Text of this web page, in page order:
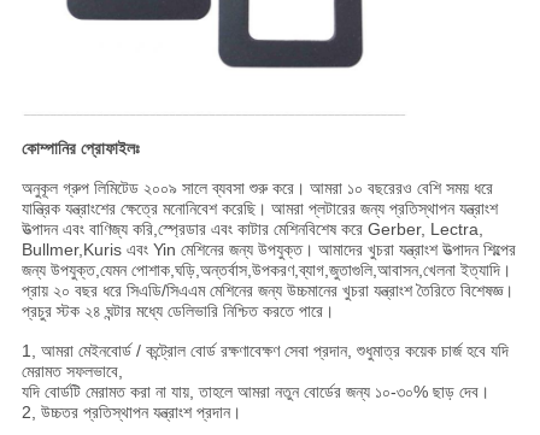
কোম্পানির প্রোফাইলঃ
অনুকূল গ্রুপ লিমিটেড ২০০৯ সালে ব্যবসা শুরু করে। আমরা ১০ বছরেরও বেশি সময় ধরে
যান্ত্রিক যন্ত্রাংশের ক্ষেত্রে মনোনিবেশ করেছি। আমরা প্লটারের জন্য প্রতিস্থাপন যন্ত্রাংশ
উত্পাদন এবং বাণিজ্য করি,স্প্রেডার এবং কাটার মেশিনবিশেষ করে Gerber, Lectra,
Bullmer,Kuris এবং Yin মেশিনের জন্য উপযুক্ত। আমাদের খুচরা যন্ত্রাংশ উত্পাদন শিল্পের
জন্য উপযুক্ত,যেমন পোশাক,ঘড়ি,অন্তর্বাস,উপকরণ,ব্যাগ,জুতাগুলি,আবাসন,খেলনা ইত্যাদি।
প্রায় ২০ বছর ধরে সিএডি/সিএএম মেশিনের জন্য উচ্চমানের খুচরা যন্ত্রাংশ তৈরিতে বিশেষজ্ঞ।
প্রচুর স্টক ২৪ ঘন্টার মধ্যে ডেলিভারি নিশ্চিত করতে পারে।
1, আমরা মেইনবোর্ড / কন্ট্রোল বোর্ড রক্ষণাবেক্ষণ সেবা প্রদান, শুধুমাত্র কয়েক চার্জ হবে যদি
মেরামত সফলভাবে,
যদি বোর্ডটি মেরামত করা না যায়, তাহলে আমরা নতুন বোর্ডের জন্য ১০-৩০% ছাড় দেব।
2, উচ্চতর প্রতিস্থাপন যন্ত্রাংশ প্রদান।